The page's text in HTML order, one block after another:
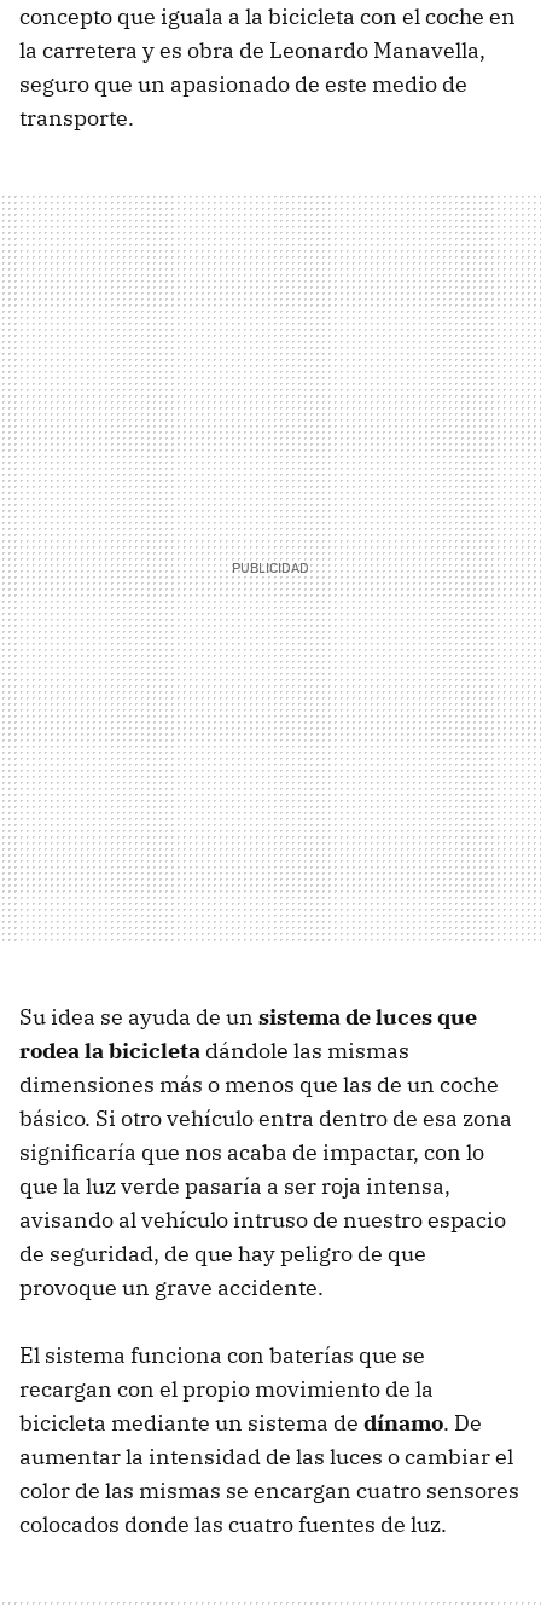
concepto que iguala a la bicicleta con el coche en
la carretera y es obra de Leonardo Manavella,
seguro que un apasionado de este medio de
transporte.
Su idea se ayuda de un sistema de luces que
rodea la bicicleta dándole las mismas
dimensiones más o menos que las de un coche
básico. Si otro vehículo entra dentro de esa zona
significaría que nos acaba de impactar, con lo
que la luz verde pasaría a ser roja intensa,
avisando al vehículo intruso de nuestro espacio
de seguridad, de que hay peligro de que
provoque un grave accidente.
El sistema funciona con baterías que se
recargan con el propio movimiento de la
bicicleta mediante un sistema de dínamo. De
aumentar la intensidad de las luces o cambiar el
color de las mismas se encargan cuatro sensores
colocados donde las cuatro fuentes de luz.